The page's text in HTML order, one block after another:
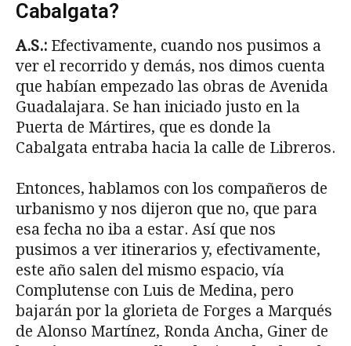
Cabalgata?
A.S.: Efectivamente, cuando nos pusimos a
ver el recorrido y demás, nos dimos cuenta
que habían empezado las obras de Avenida
Guadalajara. Se han iniciado justo en la
Puerta de Mártires, que es donde la
Cabalgata entraba hacia la calle de Libreros.
Entonces, hablamos con los compañeros de
urbanismo y nos dijeron que no, que para
esa fecha no iba a estar. Así que nos
pusimos a ver itinerarios y, efectivamente,
este año salen del mismo espacio, vía
Complutense con Luis de Medina, pero
bajarán por la glorieta de Forges a Marqués
de Alonso Martínez, Ronda Ancha, Giner de